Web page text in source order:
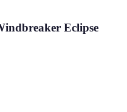
Eclipse